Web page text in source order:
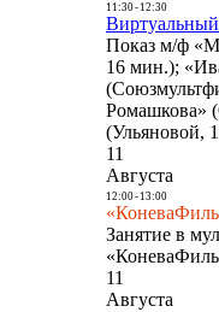
11:30- 12:30
Показ м/ф
16 мин.);
Ромашкова»
(Ульяновой,
11
Августа
12:00- 13:00
Занятие в
11
Августа